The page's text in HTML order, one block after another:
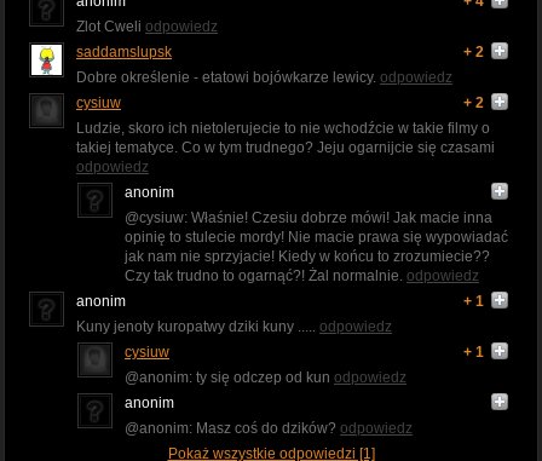
Zlot Cweli odpowiedz
saddamslupsk
+ 2
Dobre określenie - etatowi bojówkarze lewicy. odpowiedz
cysiuw
+ 2
Ludzie, skoro ich nietolerujecie to nie wchodźcie w takie filmy o
takiej tematyce. Co w tym trudnego? Jeju ogarnijcie się czasami
odpowiedz
anonim
@cysiuw: Właśnie! Czesiu dobrze mówi! Jak macie inna
opinię to stulecie mordy! Nie macie prawa się wypowiadać
jak nam nie sprzyjacie! Kiedy w końcu to zrozumiecie??
Czy tak trudno to ogarnąć?! Żal normalnie. odpowiedz
anonim
+ 1
Kuny jenoty kuropatwy dziki kuny ..... odpowiedz
cysiuw
+ 1
@anonim: ty się odczep od kun odpowiedz
anonim
@anonim: Masz coś do dzików? odpowiedz
Pokaż wszystkie odpowiedzi [1]